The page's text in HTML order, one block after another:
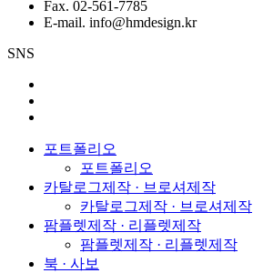
Fax. 02-561-7785
E-mail. info@hmdesign.kr
SNS
포트폴리오
포트폴리오
카탈로그제작 · 브로셔제작
카탈로그제작 · 브로셔제작
팜플렛제작 · 리플렛제작
팜플렛제작 · 리플렛제작
북 · 사보